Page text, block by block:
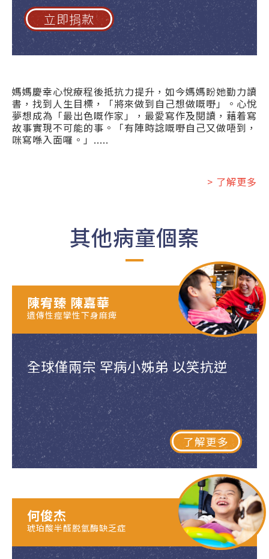
立即捐款
媽媽慶幸心悅療程後抵抗力提升，如今媽媽盼她勤力讀
書，找到人生目標，「將來做到自己想做嘅嘢」。心悅
夢想成為「最出色嘅作家」，最愛寫作及閱讀，藉着寫
故事實現不可能的事。「有陣時諗嘅嘢自己又做唔到，
咪寫喺入面囉。」.....
> 了解更多
其他病童個案
全球僅兩宗 罕病小姊弟 以笑抗逆
了解更多
陳宥臻 陳嘉華
遺傳性痙攣性下身麻痺
何俊杰
琥珀酸半醛脱氫酶缺乏症